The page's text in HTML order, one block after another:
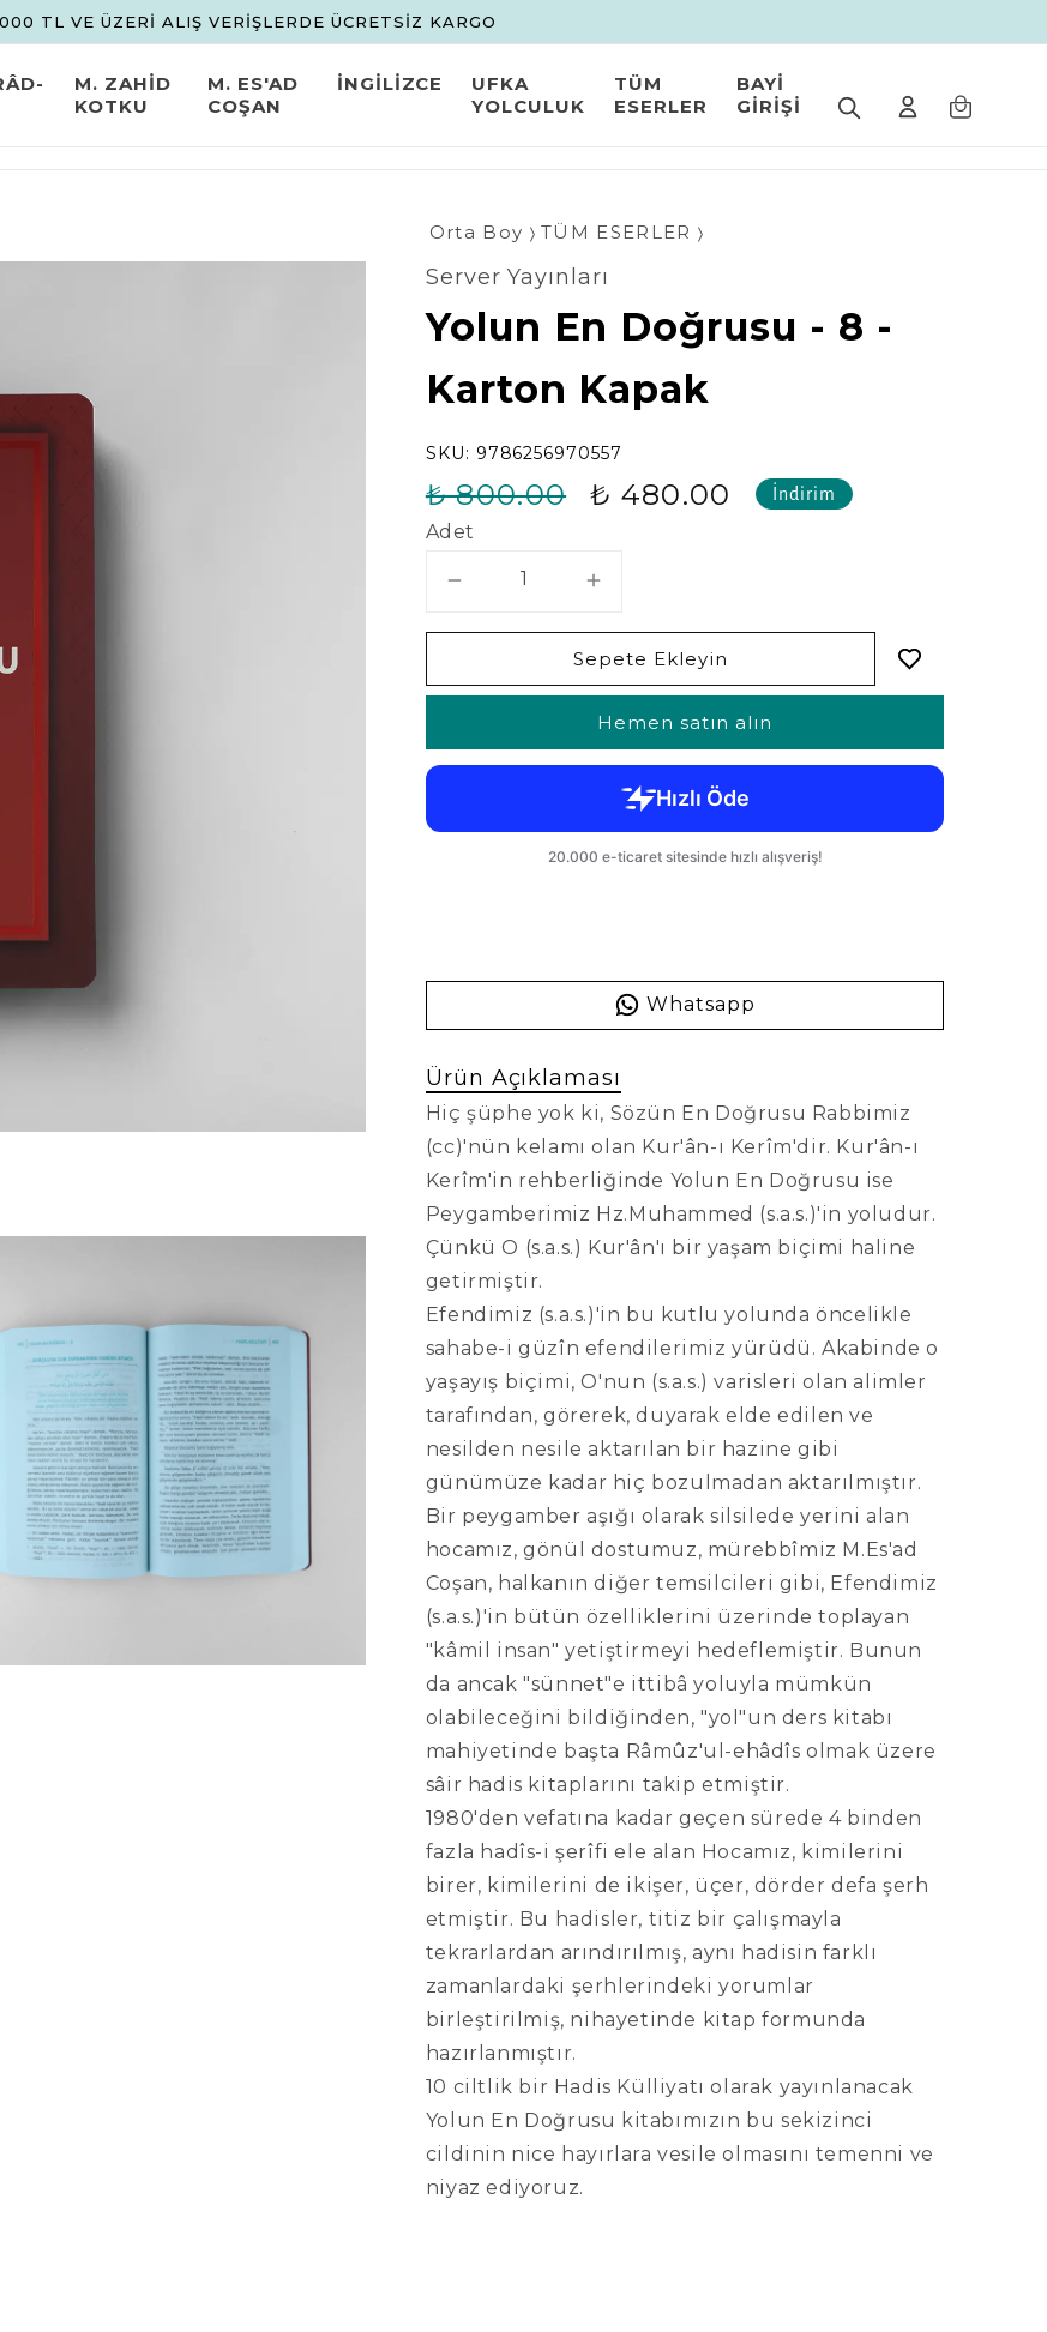
TL VE ÜZERİ ALIŞ VERİŞLERDE ÜCRETSİZ KARGO
M. ZAHİD
KOTKU
M. ES'AD
COŞAN
İNGİLİZCE
UFKA
YOLCULUK
TÜM
ESERLER
BAYİ
GİRİŞİ
Orta Boy TÜM ESERLER
Server Yayınları
Yolun En Doğrusu - 8 -
Karton Kapak
SKU: 9786256970557
₺ 800.00 ₺ 480.00 İndirim
Adet
Sepete Ekleyin
Hemen satın alın
Whatsapp
Ürün Açıklaması
Hiç şüphe yok ki, Sözün En Doğrusu Rabbimiz
(cc)'nün kelamı olan Kur'ân-ı Kerîm'dir. Kur'ân-ı
Kerîm'in rehberliğinde Yolun En Doğrusu ise
Peygamberimiz Hz.Muhammed (s.a.s.)'in yoludur.
Çünkü O (s.a.s.) Kur'ân'ı bir yaşam biçimi haline
getirmiştir.
Efendimiz (s.a.s.)'in bu kutlu yolunda öncelikle
sahabe-i güzîn efendilerimiz yürüdü. Akabinde o
yaşayış biçimi, O'nun (s.a.s.) varisleri olan alimler
tarafından, görerek, duyarak elde edilen ve
nesilden nesile aktarılan bir hazine gibi
günümüze kadar hiç bozulmadan aktarılmıştır.
Bir peygamber aşığı olarak silsilede yerini alan
hocamız, gönül dostumuz, mürebbîmiz M.Es'ad
Coşan, halkanın diğer temsilcileri gibi, Efendimiz
(s.a.s.)'in bütün özelliklerini üzerinde toplayan
"kâmil insan" yetiştirmeyi hedeflemiştir. Bunun
da ancak "sünnet"e ittibâ yoluyla mümkün
olabileceğini bildiğinden, "yol"un ders kitabı
mahiyetinde başta Râmûz'ul-ehâdîs olmak üzere
sâir hadis kitaplarını takip etmiştir.
1980'den vefatına kadar geçen sürede 4 binden
fazla hadîs-i şerîfi ele alan Hocamız, kimilerini
birer, kimilerini de ikişer, üçer, dörder defa şerh
etmiştir. Bu hadisler, titiz bir çalışmayla
tekrarlardan arındırılmış, aynı hadisin farklı
zamanlardaki şerhlerindeki yorumlar
birleştirilmiş, nihayetinde kitap formunda
hazırlanmıştır.
10 ciltlik bir Hadis Külliyatı olarak yayınlanacak
Yolun En Doğrusu kitabımızın bu sekizinci
cildinin nice hayırlara vesile olmasını temenni ve
niyaz ediyoruz.